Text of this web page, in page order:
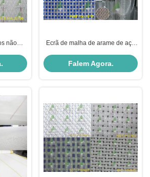
não
Ecrã de malha de arame de aço
Falem Agora.